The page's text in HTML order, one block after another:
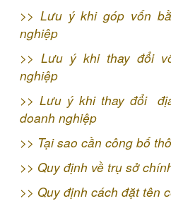
>> Lưu ý khi góp vốn
nghiệp
>> Lưu ý khi thay đổi
nghiệp
>> Lưu ý khi thay đổi
doanh nghiệp
>> Tại sao cần công bố
>> Quy định về trụ sở
>> Quy định cách đặt tên